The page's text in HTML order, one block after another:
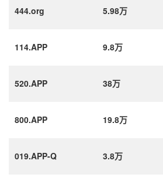
444.org 5.98万
114.APP 9.8万
520.APP 38万
800.APP 19.8万
019.APP-Q 3.8万